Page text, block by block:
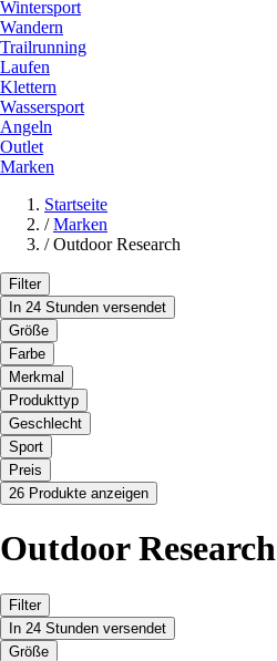
Wintersport
Wandern
Trailrunning
Laufen
Klettern
Wassersport
Angeln
Outlet
Marken
Startseite
/ Marken
/ Outdoor Research
Filter
In 24 Stunden versendet
Größe
Farbe
Merkmal
Produkttyp
Geschlecht
Sport
Preis
26 Produkte anzeigen
Outdoor Research
Filter
In 24 Stunden versendet
Größe